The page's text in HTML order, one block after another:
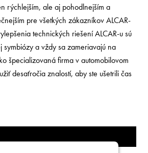
rýchlejším, ale aj pohodlnejším a
pre všetkých zákazníkov ALCAR-
technických riešení ALCAR-u sú
symbiózy a vždy sa zameriavajú na
špecializovaná firma v automobilovom
desaťročia znalostí, aby ste ušetrili čas